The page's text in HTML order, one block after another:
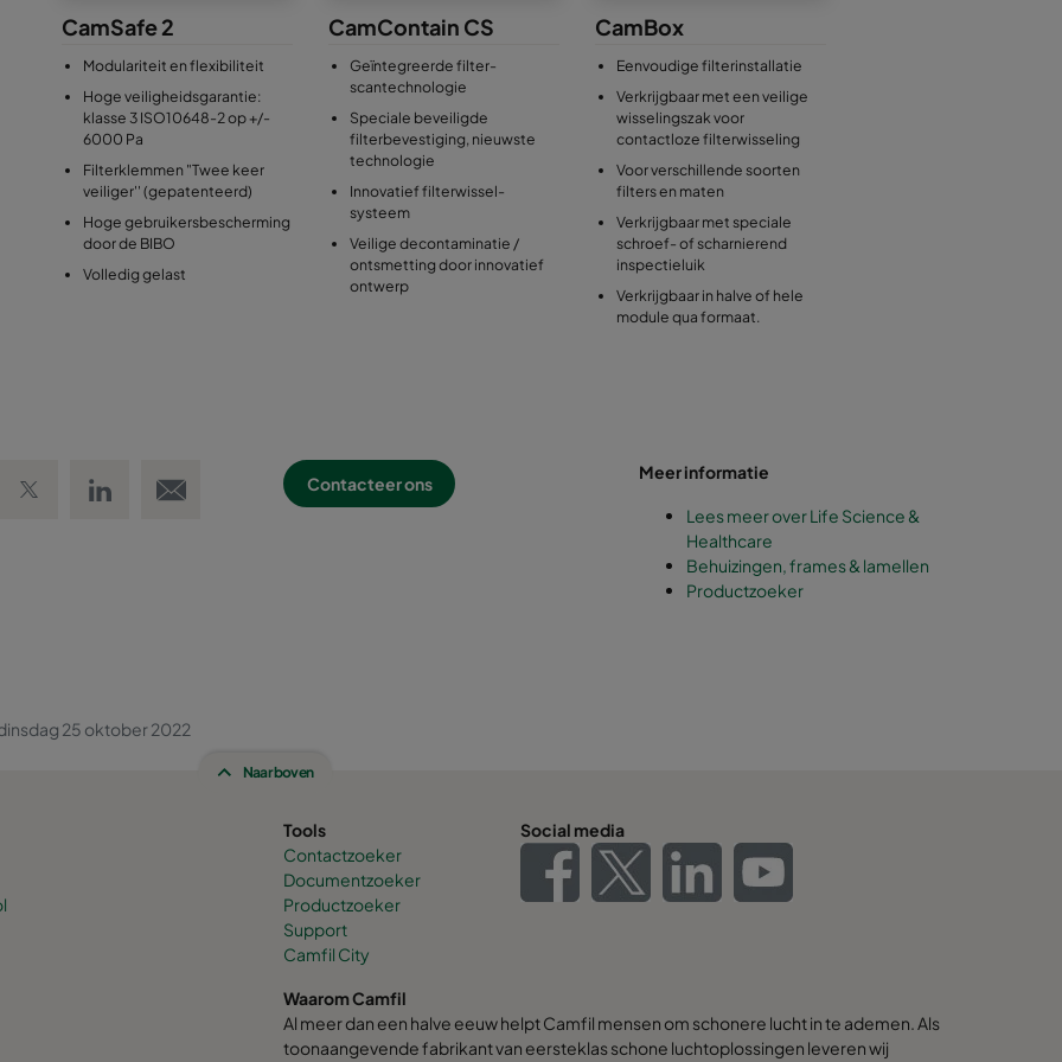
CamSafe 2
Modulariteit en flexibiliteit
Hoge veiligheidsgarantie:
klasse 3 ISO10648-2 op +/-
6000 Pa
Filterklemmen "Twee keer
veiliger'' (gepatenteerd)
Hoge gebruikersbescherming
door de BIBO
Volledig gelast
CamContain CS
Geïntegreerde filter-
scantechnologie
Speciale beveiligde
filterbevestiging, nieuwste
technologie
Innovatief filterwissel-
systeem
Veilige decontaminatie /
ontsmetting door innovatief
ontwerp
CamBox
Eenvoudige filterinstallatie
Verkrijgbaar met een veilige
wisselingszak voor
contactloze filterwisseling
Voor verschillende soorten
filters en maten
Verkrijgbaar met speciale
schroef- of scharnierend
inspectieluik
Verkrijgbaar in halve of hele
module qua formaat.
Contacteer ons
Meer informatie
Lees meer over Life Science &
Healthcare
Behuizingen, frames & lamellen
Productzoeker
25 oktober 2022
Naar boven
Tools
Contactzoeker
Documentzoeker
Productzoeker
Support
Camfil City
Social media
Waarom Camfil
Al meer dan een halve eeuw helpt Camfil mensen om schonere lucht in te ademen. Als
toonaangevende fabrikant van eersteklas schone luchtoplossingen leveren wij